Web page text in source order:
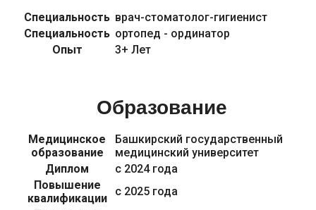
Специальность врач-стоматолог-гигиенист
Специальность ортопед - ординатор
Опыт
3+ Лет
Образование
Медицинское
образование
Башкирский государственный
медицинский университет
Диплом
с 2024 года
Повышение
квалификации
с 2025 года